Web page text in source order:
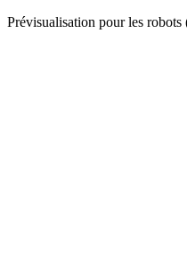
Prévisualisation pour les